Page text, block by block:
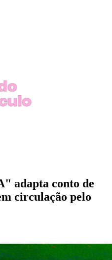
adapta conto de
circulação pelo